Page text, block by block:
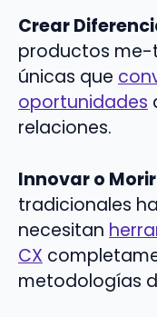
Crear
productos me-
únicas que
oportunidades
relaciones.
Innovar o Morir
tradicionales
necesitan
CX
metodologías